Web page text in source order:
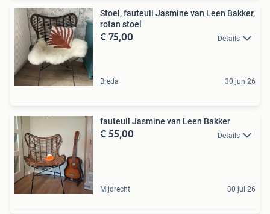
Stoel, fauteuil Jasmine van Leen Bakker,
rotan stoel
€ 75,00 Details
Breda 30 jun 26
fauteuil Jasmine van Leen Bakker
€ 55,00 Details
Mijdrecht 30 jul 26